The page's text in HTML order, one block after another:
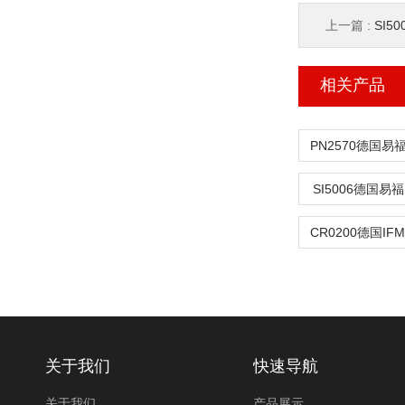
上一篇 :
相关产品
PN2570德国易
SI5006德国易
关于我们 快速导航